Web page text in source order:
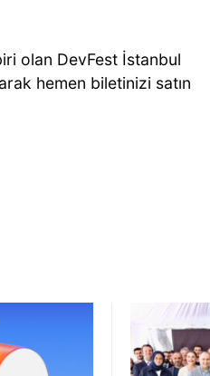
olan DevFest İstanbul
hemen biletinizi satın